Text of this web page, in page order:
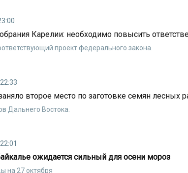
Карелии: необходимо повысить
проект федерального закона.
22:33
второе место по заготовке семян лесных
Дальнего Востока.
22:01
ожидается сильный для осени мороз
на 27 октября